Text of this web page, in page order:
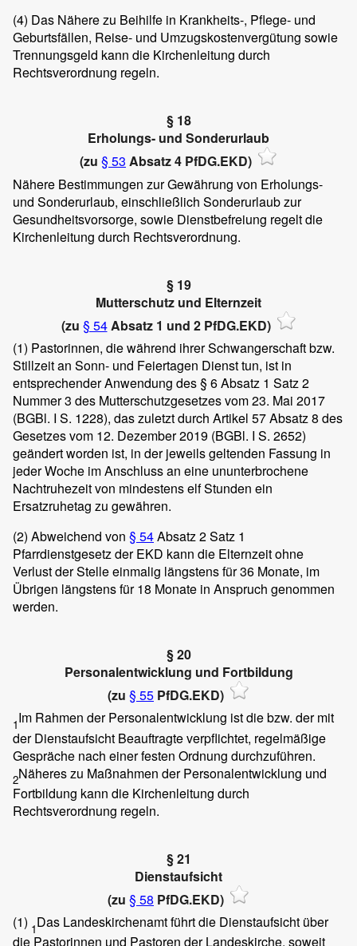
(4) Das Nähere zu Beihilfe in Krankheits-, Pflege- und
Geburtsfällen, Reise- und Umzugskostenvergütung sowie
Trennungsgeld kann die Kirchenleitung durch
Rechtsverordnung regeln.
§ 18
Erholungs- und Sonderurlaub
(zu § 53 Absatz 4 PfDG.EKD)
Nähere Bestimmungen zur Gewährung von Erholungs-
und Sonderurlaub, einschließlich Sonderurlaub zur
Gesundheitsvorsorge, sowie Dienstbefreiung regelt die
Kirchenleitung durch Rechtsverordnung.
§ 19
Mutterschutz und Elternzeit
(zu § 54Absatz 1 und 2 PfDG.EKD)
(1) Pastorinnen, die während ihrer Schwangerschaft bzw.
Stillzeit an Sonn- und Feiertagen Dienst tun, ist in
entsprechender Anwendung des § 6 Absatz 1 Satz 2
Nummer 3 des Mutterschutzgesetzes vom 23. Mai 2017
(BGBl. I S. 1228), das zuletzt durch Artikel 57 Absatz 8 des
Gesetzes vom 12. Dezember 2019 (BGBl. I S. 2652)
geändert worden ist, in der jeweils geltenden Fassung in
jeder Woche im Anschluss an eine ununterbrochene
Nachtruhezeit von mindestens elf Stunden ein
Ersatzruhetag zu gewähren.
(2) Abweichend von § 54Absatz 2 Satz 1
Pfarrdienstgesetz der EKD kann die Elternzeit ohne
Verlust der Stelle einmalig längstens für 36 Monate, im
Übrigen längstens für 18 Monate in Anspruch genommen
werden.
§ 20
Personalentwicklung und Fortbildung
(zu § 55 PfDG.EKD)
1Im Rahmen der Personalentwicklung ist die bzw. der mit
der Dienstaufsicht Beauftragte verpflichtet, regelmäßige
Gespräche nach einer festen Ordnung durchzuführen.
2Näheres zu Maßnahmen der Personalentwicklung und
Fortbildung kann die Kirchenleitung durch
Rechtsverordnung regeln.
§ 21
Dienstaufsicht
(zu § 58 PfDG.EKD)
(1) 1Das Landeskirchenamt führt die Dienstaufsicht über
die Pastorinnen und Pastoren der Landeskirche, soweit